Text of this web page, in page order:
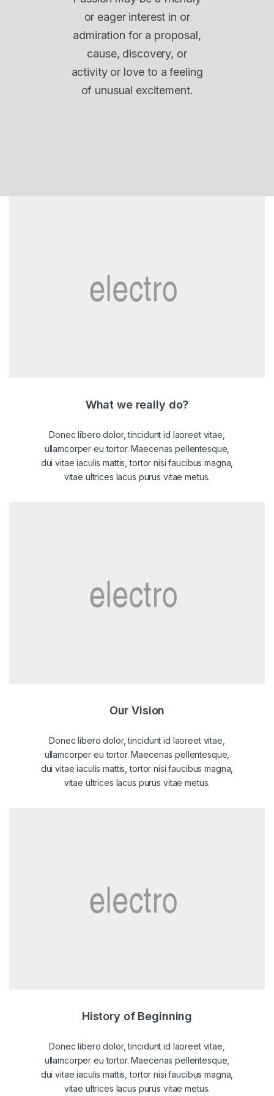
or eager interest in or
admiration for a proposal,
cause, discovery, or
activity or love to a feeling
of unusual excitement.
What we really do?
Donec libero dolor, tincidunt id laoreet vitae,
ullamcorper eu tortor. Maecenas pellentesque,
dui vitae iaculis mattis, tortor nisi faucibus magna,
vitae ultrices lacus purus vitae metus.
Our Vision
Donec libero dolor, tincidunt id laoreet vitae,
ullamcorper eu tortor. Maecenas pellentesque,
dui vitae iaculis mattis, tortor nisi faucibus magna,
vitae ultrices lacus purus vitae metus.
History of Beginning
Donec libero dolor, tincidunt id laoreet vitae,
ullamcorper eu tortor. Maecenas pellentesque,
dui vitae iaculis mattis, tortor nisi faucibus magna,
vitae ultrices lacus purus vitae metus.